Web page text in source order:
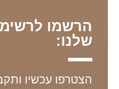
הרשמו
שלנו:
הצטרפו עכשיו